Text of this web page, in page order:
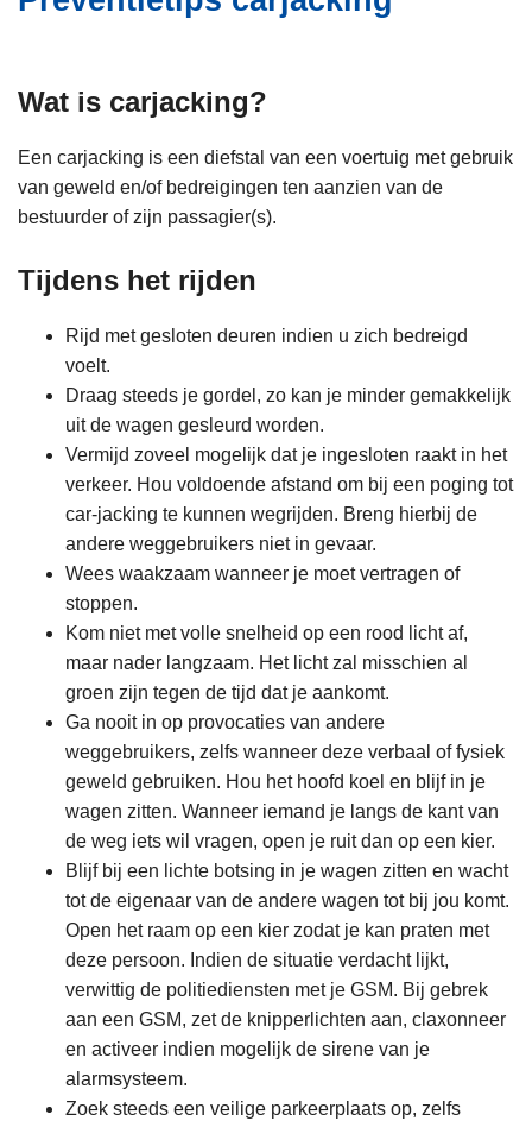
i
Wat is carjacking?
Een carjacking is een diefstal van een voertuig met gebruik
van geweld en/of bedreigingen ten aanzien van de
bestuurder of zijn passagier(s).
Tijdens het rijden
Rijd met gesloten deuren indien u zich bedreigd
voelt.
Draag steeds je gordel, zo kan je minder gemakkelijk
uit de wagen gesleurd worden.
Vermijd zoveel mogelijk dat je ingesloten raakt in het
verkeer. Hou voldoende afstand om bij een poging tot
car-jacking te kunnen wegrijden. Breng hierbij de
andere weggebruikers niet in gevaar.
Wees waakzaam wanneer je moet vertragen of
stoppen.
Kom niet met volle snelheid op een rood licht af,
maar nader langzaam. Het licht zal misschien al
groen zijn tegen de tijd dat je aankomt.
Ga nooit in op provocaties van andere
weggebruikers, zelfs wanneer deze verbaal of fysiek
geweld gebruiken. Hou het hoofd koel en blijf in je
wagen zitten. Wanneer iemand je langs de kant van
de weg iets wil vragen, open je ruit dan op een kier.
Blijf bij een lichte botsing in je wagen zitten en wacht
tot de eigenaar van de andere wagen tot bij jou komt.
Open het raam op een kier zodat je kan praten met
deze persoon. Indien de situatie verdacht lijkt,
verwittig de politiediensten met je GSM. Bij gebrek
aan een GSM, zet de knipperlichten aan, claxonneer
en activeer indien mogelijk de sirene van je
alarmsysteem.
Zoek steeds een veilige parkeerplaats op, zelfs